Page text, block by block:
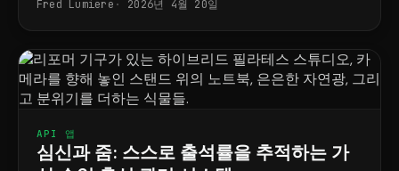
서 작성이 4일짜리 작업이 아닌, 저장된 대시보드로 대
체됩니다.
Fred Lumiere 2026년 4월 20일
API 앱
심신과 줌: 스스로 출석률을 추적하는 가